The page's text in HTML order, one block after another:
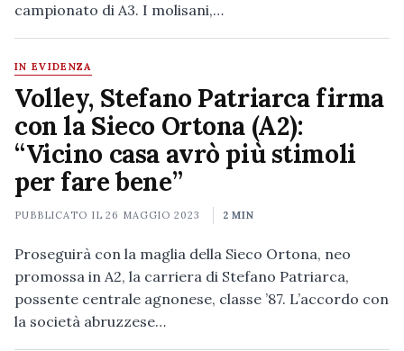
campionato di A3. I molisani,…
IN EVIDENZA
Volley, Stefano Patriarca firma
con la Sieco Ortona (A2):
“Vicino casa avrò più stimoli
per fare bene”
PUBBLICATO IL26 MAGGIO 2023 2 MIN
Proseguirà con la maglia della Sieco Ortona, neo
promossa in A2, la carriera di Stefano Patriarca,
possente centrale agnonese, classe ’87. L’accordo con
la società abruzzese…